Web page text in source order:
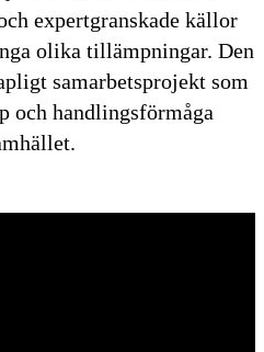
expertgranskade källor
olika tillämpningar. Den
samarbetsprojekt som
och handlingsförmåga